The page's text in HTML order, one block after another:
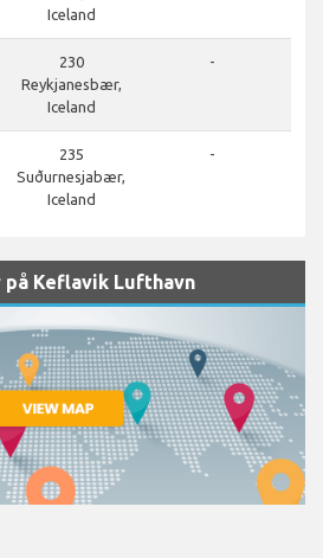
Iceland
230
Reykjanesbær,
Iceland
-
235
Suðurnesjabær,
Iceland
-
Keflavik Lufthavn